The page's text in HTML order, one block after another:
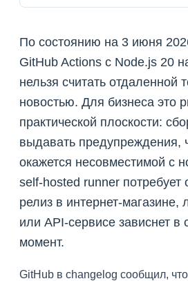
По состоянию на 3 июня
GitHub Actions с Node.js 20
нельзя считать отдаленной
новостью. Для бизнеса это
практической плоскости:
выдавать предупреждения,
окажется несовместимой с
self-hosted runner
релиз в интернет-магазине,
или API-сервисе зависнет
момент.
GitHub в changelog сообщил,